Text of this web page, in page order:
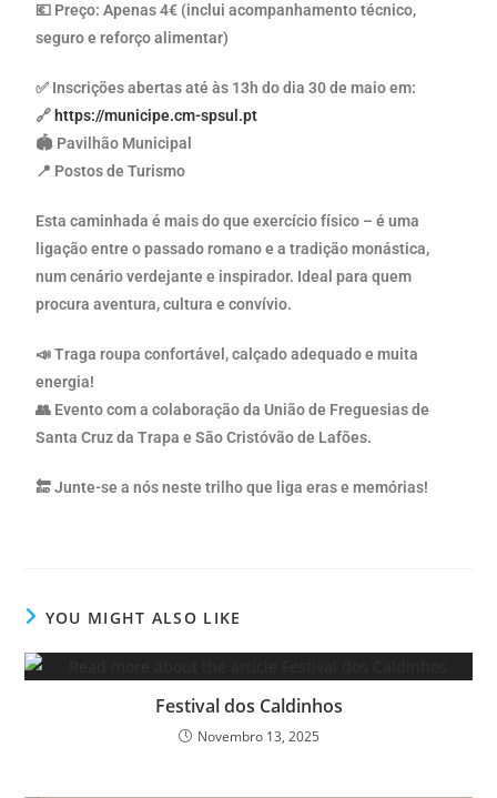
💶 Preço: Apenas 4€ (inclui acompanhamento técnico,
seguro e reforço alimentar)
✅ Inscrições abertas até às 13h do dia 30 de maio em:
🔗 https://municipe.cm-spsul.pt
🏟️ Pavilhão Municipal
📍 Postos de Turismo
Esta caminhada é mais do que exercício físico – é uma
ligação entre o passado romano e a tradição monástica,
num cenário verdejante e inspirador. Ideal para quem
procura aventura, cultura e convívio.
📣 Traga roupa confortável, calçado adequado e muita
energia!
👥 Evento com a colaboração da União de Freguesias de
Santa Cruz da Trapa e São Cristóvão de Lafões.
🔚 Junte-se a nós neste trilho que liga eras e memórias!
YOU MIGHT ALSO LIKE
Festival dos Caldinhos
Novembro 13, 2025